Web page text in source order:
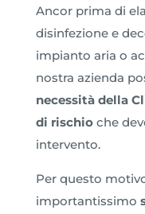
Ancor prima di
disinfezione e
impianto aria o
nostra azienda
necessità della
di rischioche
intervento.
Per questo
importantissimo